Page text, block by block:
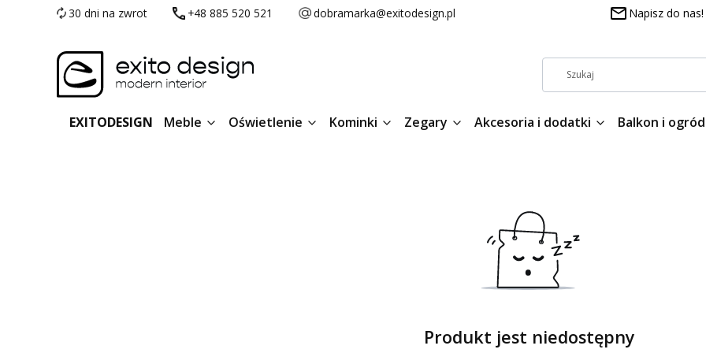
30 dni na zwrot +48 885 520 521 dobramarka@exitodesign.pl Napisz do nas!
EXITODESIGN Meble Oświetlenie Kominki Zegary Akcesoria i dodatki Balkon i ogród
Produkt jest niedostępny